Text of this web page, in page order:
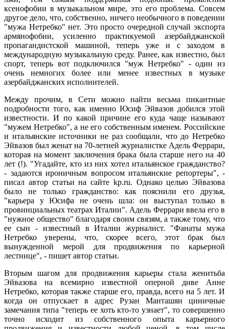
ксенофобии в музыкальном мире, это его проблема. Совсем
другое дело, что, собственно, ничего необычного в поведении
"мужа Нетребко" нет. Это просто очередной случай экспорта
армянофобии, усиленно практикуемой азербайджанской
пропагандистской машиной, теперь уже и с заходом в
международную музыкальную среду. Ранее, как известно, был
спорт, теперь вот подключился "муж Нетребко" - один из
очень немногих более или менее известных в музыке
азербайджанских исполнителей.
Между прочим, в Сети можно найти весьма пикантные
подробности того, как именно Юсиф Эйвазов добился этой
известности. И по какой причине его куда чаще называют
"мужем Нетребко", а не его собственным именем. Российские
и итальянские источники не раз сообщали, что до Нетребко
Эйвазов был женат на 70-летней журналистке Адель Феррари,
которая на момент заключения брака была старше него на 40
лет (!). "Угадайте, кто из них хотел итальянское гражданство?
- задаются ироничным вопросом итальянские репортеры", -
писал автор статьи на сайте kp.ru. Однако целью Эйвазова
было не только гражданство: как пояснили его друзья,
"карьера у Юсифа не очень шла: он выступал только в
провинциальных театрах Италии". Адель Феррари ввела его в
"нужное общество" благодаря своим связям, а также тому, что
ее сын - известный в Италии журналист. "Фанаты мужа
Нетребко уверены, что, скорее всего, этот брак был
вынужденной мерой для продвижения по карьерной
лестнице", - пишет автор статьи.
Вторым шагом для продвижения карьеры стала женитьба
Эйвазова на всемирно известной оперной диве Анне
Нетребко, которая также старше его, правда, всего на 5 лет. И
когда он отпускает в адрес Рузан Манташян циничные
замечания типа "теперь ее хоть кто-то узнает", то совершенно
точно исходит из собственного опыта карьерного